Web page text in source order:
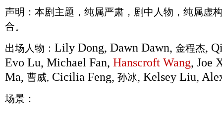
声明：本剧主题，纯属严肃，剧中人物，纯属虚
合。
出场人物： Lily Dong, Dawn Dawn, 金程杰,
Evo Lu, Michael Fan, Hanscroft Wang, Joe
Ma, 曹威, Cicilia Feng, 孙冰, Kelsey Liu,
场景：